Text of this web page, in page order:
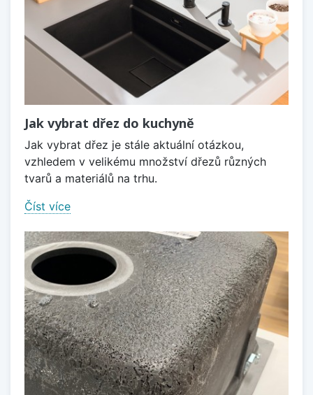
Jak vybrat dřez do kuchyně
Jak vybrat dřez je stále aktuální otázkou,
vzhledem v velikému množství dřezů různých
tvarů a materiálů na trhu.
Číst více